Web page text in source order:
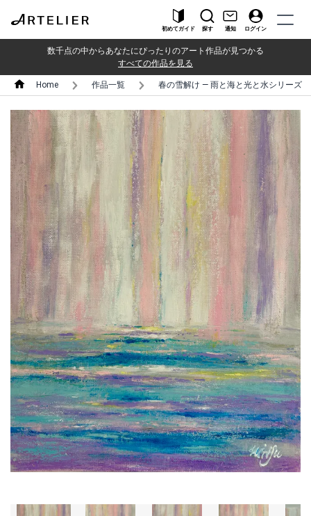
初めてガイド 探す 通知 ログイン
数千点の中からあなたにぴったりのアート作品が見つかる
すべての作品を見る
Home 作品一覧 春の雪解け ― 雨と海と光と水シリーズ